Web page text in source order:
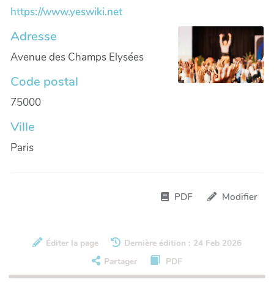
https://www.yeswiki.net
Adresse
Avenue des Champs Elysées
Code postal
75000
Ville
Paris
PDF Modifier
Éditer la page
Dernière édition : 24 Feb 2026
Partager
PDF